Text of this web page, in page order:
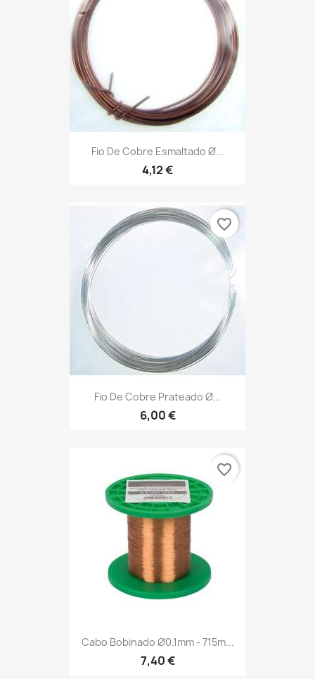
Fio De Cobre Esmaltado Ø...
4,12 €
Fio De Cobre Prateado Ø...
6,00 €
favorite_border
Cabo Bobinado Ø0.1mm - 715m...
7,40 €
favorite_border